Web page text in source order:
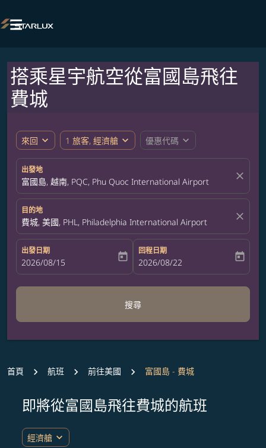

搭乘星宇航空從富國島飛往
費城
來回 expand_more 1 旅客, 經濟艙 expand_more 優惠代碼 expand_more
出發地
富國島, 越南, PQC, Phu Quoc International Airport close
目的地
費城, 美國, PHL, Philadelphia International Airport close
出發日期
fc-booking-departure-date-aria-label
2026/08/15 today
回程日期
fc-booking-return-date-aria-label
2026/08/22 today
搜尋
首頁 航班 前往美國 富國島 - 費城
即將從富國島飛往費城的航班
經濟艙 expand_more
無符合您設定條件的票價，請調整篩選條件。